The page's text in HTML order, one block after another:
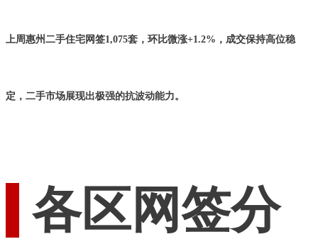
上周惠州二手住宅网签1,075套，环比微涨+1.2%，成交保持高位稳
定，二手市场展现出极强的抗波动能力。
各区网签分